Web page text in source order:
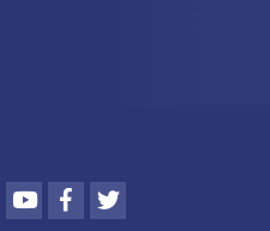
Youtube Facebook